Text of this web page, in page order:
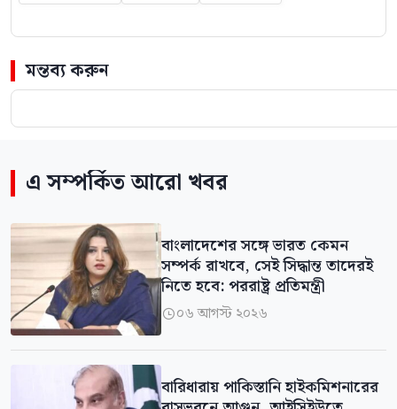
মন্তব্য করুন
এ সম্পর্কিত আরো খবর
বাংলাদেশের সঙ্গে ভারত কেমন
সম্পর্ক রাখবে, সেই সিদ্ধান্ত তাদেরই
নিতে হবে: পররাষ্ট্র প্রতিমন্ত্রী
০৬ আগস্ট ২০২৬
বারিধারায় পাকিস্তানি হাইকমিশনারের